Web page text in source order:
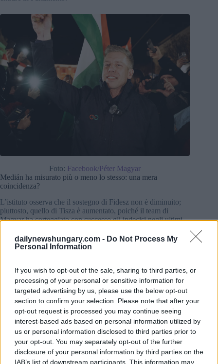
dailynewshungary.com - Do Not Process My
Personal Information
If you wish to opt-out of the sale, sharing to third parties, or
processing of your personal or sensitive information for
targeted advertising by us, please use the below opt-out
section to confirm your selection. Please note that after your
opt-out request is processed you may continue seeing
interest-based ads based on personal information utilized by
us or personal information disclosed to third parties prior to
your opt-out. You may separately opt-out of the further
disclosure of your personal information by third parties on the
IAB’s list of downstream participants. This information may
Foto: Facebook/Péter Magyar
Medián ha misurato più o meno lo stesso: una mera
coincidenza?
L’istituto osserva che il sostegno di Fidesz non è diminuito;
piuttosto, quello di Tisza è aumentato, poiché il team di
Magyar ha corteggiato con successo gli indecisi negli ultimi
Telex: Tisza sale costantemente, Fidesz ristagna, mentre il DK
e il MKKP si sono stabilizzati nei sondaggi.
Il sondaggio di Medián, pubblicato la scorsa settimana, ha
rilevato un vantaggio di Tisza di 16 punti nella popolazione
totale, di 20 punti tra coloro che sono in grado di scegliere un
partito e di 23 punti tra gli elettori impegnati.